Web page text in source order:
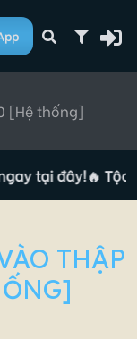
[Hệ thống]
tại đây!🔥 Tộc
THẬP